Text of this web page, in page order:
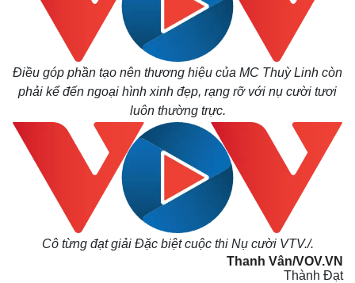
Điều góp phần tạo nên thương hiệu của MC Thuỳ Linh còn
phải kể đến ngoại hình xinh đẹp, rạng rỡ với nụ cười tươi
luôn thường trực.
Cô từng đạt giải Đặc biệt cuộc thi Nụ cười VTV./.
Thanh Vân/VOV.VN
Thành Đạt